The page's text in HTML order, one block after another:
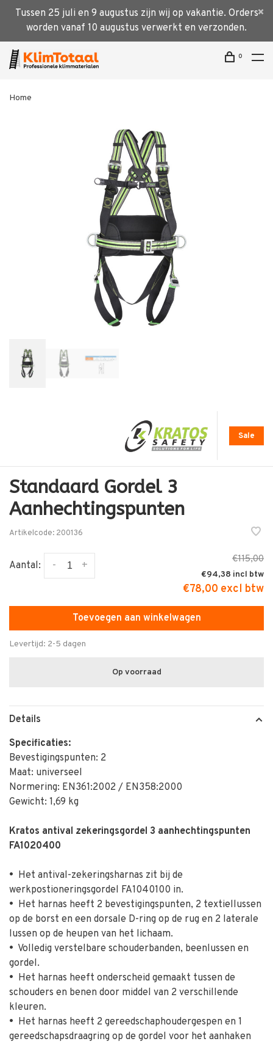
Tussen 25 juli en 9 augustus zijn wij op vakantie. Orders
worden vanaf 10 augustus verwerkt en verzonden.
0
Home
Sale
Standaard Gordel 3
Aanhechtingspunten
Artikelcode: 200136
Aantal: +
-
€115,00
€94,38
€78,00 excl btw
Toevoegen aan winkelwagen
Levertijd: 2-5 dagen
Op voorraad
Details
Specificaties:
Bevestigingspunten: 2
Maat: universeel
Normering: EN361:2002 / EN358:2000
Gewicht: 1,69 kg
Kratos antival zekeringsgordel 3 aanhechtingspunten
FA1020400
• Het antival-zekeringsharnas zit bij de
werkpostioneringsgordel FA1040100 in.
• Het harnas heeft 2 bevestigingspunten, 2 textiellussen
op de borst en een dorsale D-ring op de rug en 2 laterale
lussen op de heupen van het lichaam.
• Volledig verstelbare schouderbanden, beenlussen en
gordel.
• Het harnas heeft onderscheid gemaakt tussen de
schouders en benen door middel van 2 verschillende
kleuren.
• Het harnas heeft 2 gereedschaphoudergespen en 1
gereedschapsdraagring op de gordel voor het aanhaken